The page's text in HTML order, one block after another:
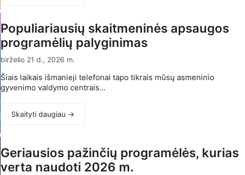
Populiariausių skaitmeninės apsaugos
programėlių palyginimas
birželio 21 d., 2026 m.
Šiais laikais išmanieji telefonai tapo tikrais mūsų asmeninio
gyvenimo valdymo centrais...
Skaityti daugiau →
Geriausios pažinčių programėlės, kurias
verta naudoti 2026 m.